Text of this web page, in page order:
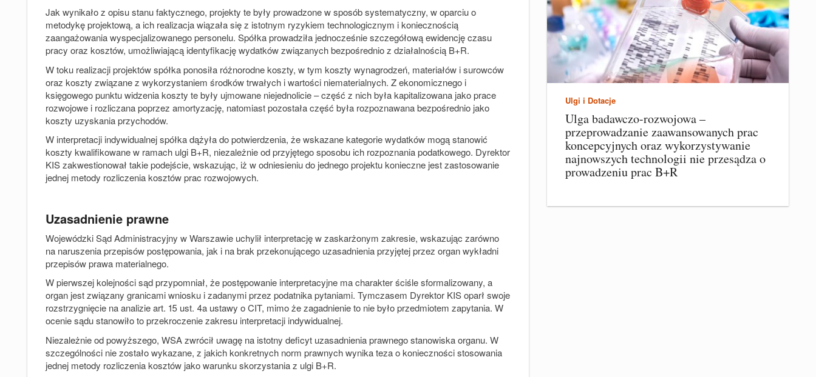
Jak wynikało z opisu stanu faktycznego, projekty te były prowadzone w sposób systematyczny, w oparciu o
metodykę projektową, a ich realizacja wiązała się z istotnym ryzykiem technologicznym i koniecznością
zaangażowania wyspecjalizowanego personelu. Spółka prowadziła jednocześnie szczegółową ewidencję czasu
pracy oraz kosztów, umożliwiającą identyfikację wydatków związanych bezpośrednio z działalnością B+R.
W toku realizacji projektów spółka ponosiła różnorodne koszty, w tym koszty wynagrodzeń, materiałów i surowców
oraz koszty związane z wykorzystaniem środków trwałych i wartości niematerialnych. Z ekonomicznego i
księgowego punktu widzenia koszty te były ujmowane niejednolicie – część z nich była kapitalizowana jako prace
rozwojowe i rozliczana poprzez amortyzację, natomiast pozostała część była rozpoznawana bezpośrednio jako
koszty uzyskania przychodów.
W interpretacji indywidualnej spółka dążyła do potwierdzenia, że wskazane kategorie wydatków mogą stanowić
koszty kwalifikowane w ramach ulgi B+R, niezależnie od przyjętego sposobu ich rozpoznania podatkowego. Dyrektor
KIS zakwestionował takie podejście, wskazując, iż w odniesieniu do jednego projektu konieczne jest zastosowanie
jednej metody rozliczenia kosztów prac rozwojowych.
Uzasadnienie prawne
Wojewódzki Sąd Administracyjny w Warszawie uchylił interpretację w zaskarżonym zakresie, wskazując zarówno
na naruszenia przepisów postępowania, jak i na brak przekonującego uzasadnienia przyjętej przez organ wykładni
przepisów prawa materialnego.
W pierwszej kolejności sąd przypomniał, że postępowanie interpretacyjne ma charakter ściśle sformalizowany, a
organ jest związany granicami wniosku i zadanymi przez podatnika pytaniami. Tymczasem Dyrektor KIS oparł swoje
rozstrzygnięcie na analizie art. 15 ust. 4a ustawy o CIT, mimo że zagadnienie to nie było przedmiotem zapytania. W
ocenie sądu stanowiło to przekroczenie zakresu interpretacji indywidualnej.
Niezależnie od powyższego, WSA zwrócił uwagę na istotny deficyt uzasadnienia prawnego stanowiska organu. W
szczególności nie zostało wykazane, z jakich konkretnych norm prawnych wynika teza o konieczności stosowania
jednej metody rozliczenia kosztów jako warunku skorzystania z ulgi B+R.
Ulgi i Dotacje
Ulga badawczo-rozwojowa –
przeprowadzanie zaawansowanych prac
koncepcyjnych oraz wykorzystywanie
najnowszych technologii nie przesądza o
prowadzeniu prac B+R